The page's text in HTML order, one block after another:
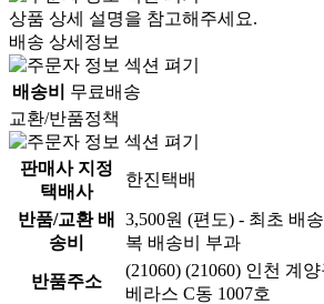
상품 상세 설명을 참고해주세요.
배송 상세정보
배송비
무료배송
교환/반품정책
판매사 지정
택배사
한진택배
반품/교환 배
송비
3,500원 (편도) - 최초 배
복 배송비 부과
반품주소
(21060) (21060) 인천 계
베라스 C동 1007호